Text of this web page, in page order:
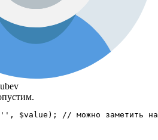
$value); // можно заметить